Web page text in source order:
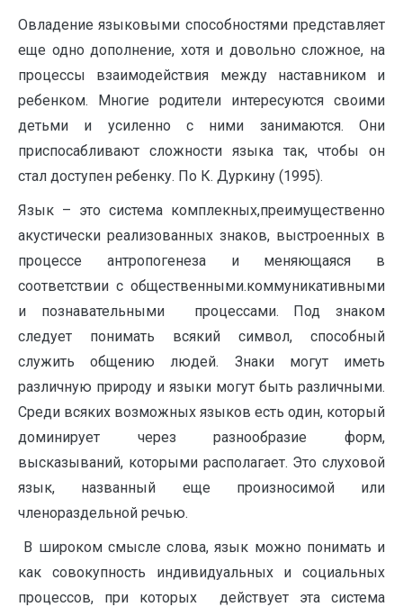
Овладение языковыми способностями представляет
еще одно дополнение, хотя и довольно сложное, на
процессы взаимодействия между наставником и
ребенком. Многие родители интересуются своими
детьми и усиленно с ними занимаются. Они
приспосабливают сложности языка так, чтобы он
стал доступен ребенку. По К. Дуркину (1995).
Язык – это система комплекных,преимущественно
акустически реализованных знаков, выстроенных в
процессе антропогенеза и меняющаяся в
соответствии с общественными.коммуникативными
и познавательными процессами. Под знаком
следует понимать всякий символ, способный
служить общению людей. Знаки могут иметь
различную природу и языки могут быть различными.
Среди всяких возможных языков есть один, который
доминирует через разнообразие форм,
высказываний, которыми располагает. Это слуховой
язык, названный еще произносимой или
членораздельной речью.
В широком смысле слова, язык можно понимать и
как совокупность индивидуальных и социальных
процессов, при которых действует эта система